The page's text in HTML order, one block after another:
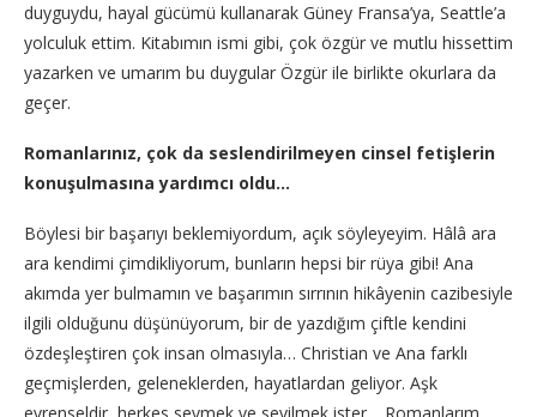
duyguydu, hayal gücümü kullanarak Güney Fransa’ya, Seattle’a
yolculuk ettim. Kitabımın ismi gibi, çok özgür ve mutlu hissettim
yazarken ve umarım bu duygular Özgür ile birlikte okurlara da
geçer.
Romanlarınız, çok da seslendirilmeyen cinsel fetişlerin
konuşulmasına yardımcı oldu…
Böylesi bir başarıyı beklemiyordum, açık söyleyeyim. Hâlâ ara
ara kendimi çimdikliyorum, bunların hepsi bir rüya gibi! Ana
akımda yer bulmamın ve başarımın sırrının hikâyenin cazibesiyle
ilgili olduğunu düşünüyorum, bir de yazdığım çiftle kendini
özdeşleştiren çok insan olmasıyla… Christian ve Ana farklı
geçmişlerden, geleneklerden, hayatlardan geliyor. Aşk